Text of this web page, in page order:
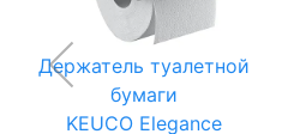
Держатель туалетной
бумаги
KEUCO Elegance